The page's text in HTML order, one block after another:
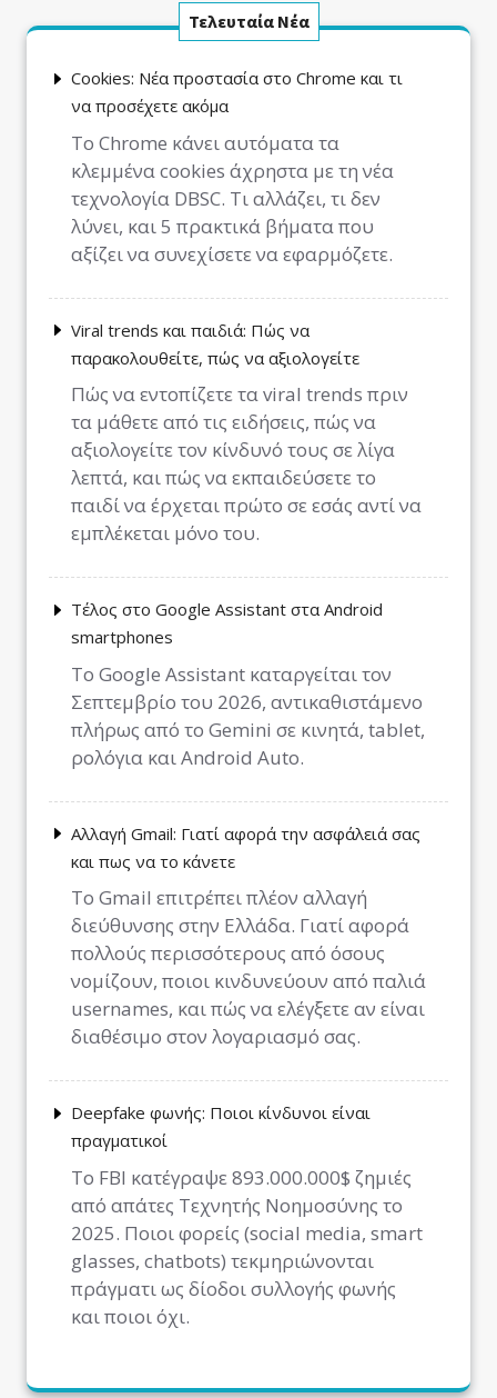
Τελευταία Νέα
Cookies: Νέα προστασία στο Chrome και τι
να προσέχετε ακόμα
Το Chrome κάνει αυτόματα τα
κλεμμένα cookies άχρηστα με τη νέα
τεχνολογία DBSC. Τι αλλάζει, τι δεν
λύνει, και 5 πρακτικά βήματα που
αξίζει να συνεχίσετε να εφαρμόζετε.
Viral trends και παιδιά: Πώς να
παρακολουθείτε, πώς να αξιολογείτε
Πώς να εντοπίζετε τα viral trends πριν
τα μάθετε από τις ειδήσεις, πώς να
αξιολογείτε τον κίνδυνό τους σε λίγα
λεπτά, και πώς να εκπαιδεύσετε το
παιδί να έρχεται πρώτο σε εσάς αντί να
εμπλέκεται μόνο του.
Τέλος στο Google Assistant στα Android
smartphones
Το Google Assistant καταργείται τον
Σεπτεμβρίο του 2026, αντικαθιστάμενο
πλήρως από το Gemini σε κινητά, tablet,
ρολόγια και Android Auto.
Αλλαγή Gmail: Γιατί αφορά την ασφάλειά σας
και πως να το κάνετε
Το Gmail επιτρέπει πλέον αλλαγή
διεύθυνσης στην Ελλάδα. Γιατί αφορά
πολλούς περισσότερους από όσους
νομίζουν, ποιοι κινδυνεύουν από παλιά
usernames, και πώς να ελέγξετε αν είναι
διαθέσιμο στον λογαριασμό σας.
Deepfake φωνής: Ποιοι κίνδυνοι είναι
πραγματικοί
Το FBI κατέγραψε 893.000.000$ ζημιές
από απάτες Τεχνητής Νοημοσύνης το
2025. Ποιοι φορείς (social media, smart
glasses, chatbots) τεκμηριώνονται
πράγματι ως δίοδοι συλλογής φωνής
και ποιοι όχι.